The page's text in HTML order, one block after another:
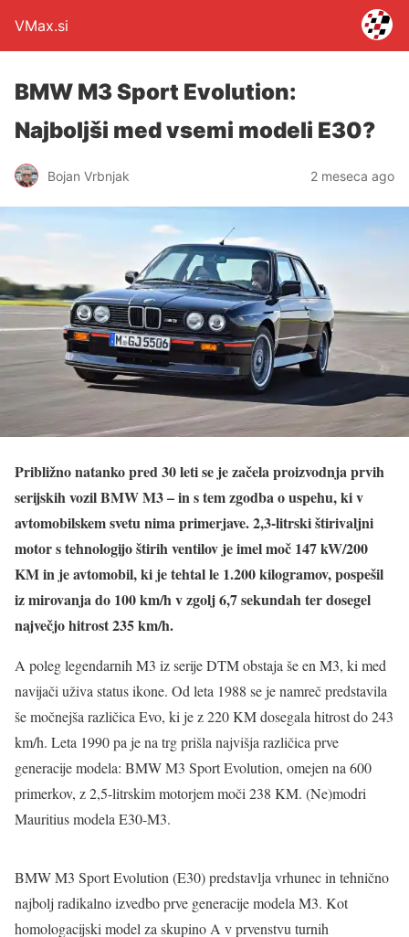
VMax.si
BMW M3 Sport Evolution:
Najboljši med vsemi modeli E30?
Bojan Vrbnjak 2 meseca ago
Približno natanko pred 30 leti se je začela proizvodnja prvih
serijskih vozil BMW M3 – in s tem zgodba o uspehu, ki v
avtomobilskem svetu nima primerjave. 2,3-litrski štirivaljni
motor s tehnologijo štirih ventilov je imel moč 147 kW/200
KM in je avtomobil, ki je tehtal le 1.200 kilogramov, pospešil
iz mirovanja do 100 km/h v zgolj 6,7 sekundah ter dosegel
največjo hitrost 235 km/h.
A poleg legendarnih M3 iz serije DTM obstaja še en M3, ki med
navijači uživa status ikone. Od leta 1988 se je namreč predstavila
še močnejša različica Evo, ki je z 220 KM dosegala hitrost do 243
km/h. Leta 1990 pa je na trg prišla najvišja različica prve
generacije modela: BMW M3 Sport Evolution, omejen na 600
primerkov, z 2,5-litrskim motorjem moči 238 KM. (Ne)modri
Mauritius modela E30-M3.
BMW M3 Sport Evolution (E30) predstavlja vrhunec in tehnično
najbolj radikalno izvedbo prve generacije modela M3. Kot
homologacijski model za skupino A v prvenstvu turnih